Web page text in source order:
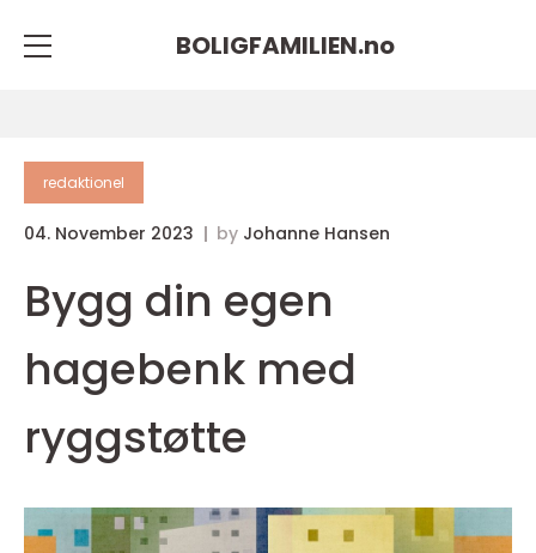
BOLIGFAMILIEN.no
redaktionel
04. November 2023 by Johanne Hansen
Bygg din egen
hagebenk med
ryggstøtte